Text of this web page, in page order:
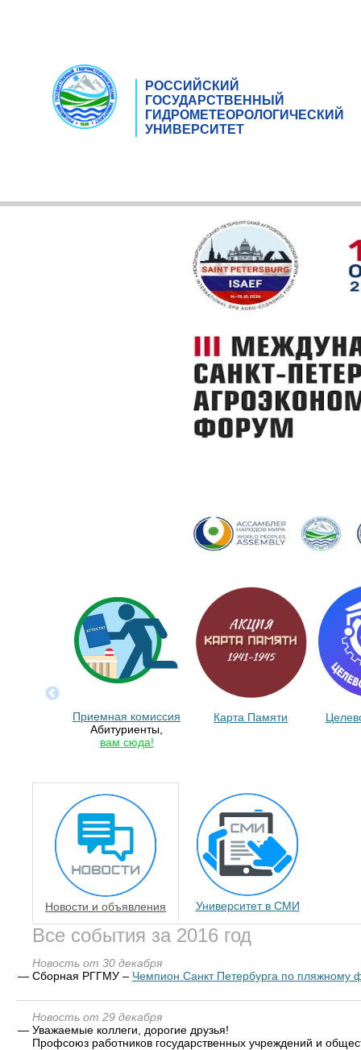
РОССИЙСКИЙ
ГОСУДАРСТВЕННЫЙ
ГИДРОМЕТЕОРОЛОГИЧЕСКИЙ
УНИВЕРСИТЕТ
Приемная комиссия
Абитуриенты,
вам сюда!
Карта Памяти
Новости и объявления Университет в СМИ
Все события за 2016 год
Новость от 30 декабря
— Сборная РГГМУ – Чемпион Санкт Петербурга по пляжному
Новость от 29 декабря
— Уважаемые коллеги, дорогие друзья!
Профсоюз работников государственных учреждений и